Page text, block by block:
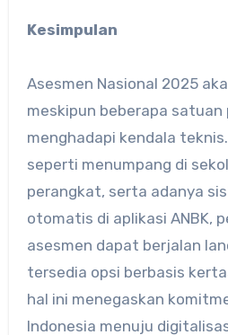
Kesimpulan
Asesmen Nasional 2025
meskipun beberapa satuan
menghadapi kendala
seperti menumpang di
perangkat, serta adanya
otomatis di aplikasi ANBK,
asesmen dapat berjalan
tersedia opsi berbasis
hal ini menegaskan
Indonesia menuju